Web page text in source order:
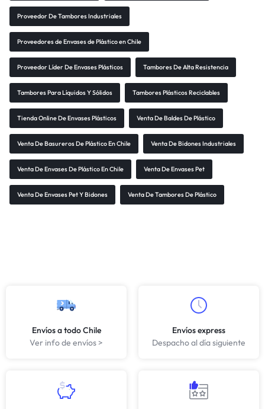
Proveedor De Tambores Industriales
Proveedores de Envases de Plástico en Chile
Proveedor Líder De Envases Plásticos Tambores De Alta Resistencia
Tambores Para Líquidos Y Sólidos Tambores Plásticos Reciclables
Tienda Online De Envases Plásticos Venta De Baldes De Plástico
Venta De Basureros De Plástico En Chile Venta De Bidones Industriales
Venta De Envases De Plástico En Chile Venta De Envases Pet
Venta De Envases Pet Y Bidones Venta De Tambores De Plástico
Envíos a todo Chile
Ver info de envíos >
Envíos express
Despacho al día siguiente